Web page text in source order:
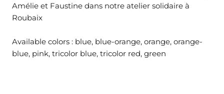
Amélie et Faustine dans notre atelier solidaire à
Roubaix
Available colors : blue, blue-orange, orange, orange-
blue, pink, tricolor blue, tricolor red, green